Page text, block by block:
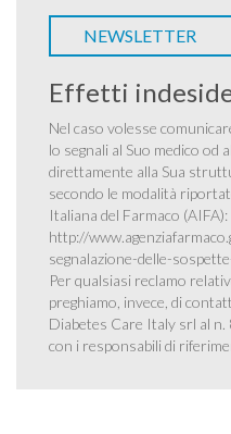
NEWSLETTER
Effetti
Nel caso volesse
lo segnali al Suo medico od
direttamente alla Sua
secondo le modalità
Italiana del Farmaco (AIFA):
http://
segnalazione-delle-
Per qualsiasi reclamo
preghiamo, invece, di
Diabetes Care Italy srl al
con i responsabili di